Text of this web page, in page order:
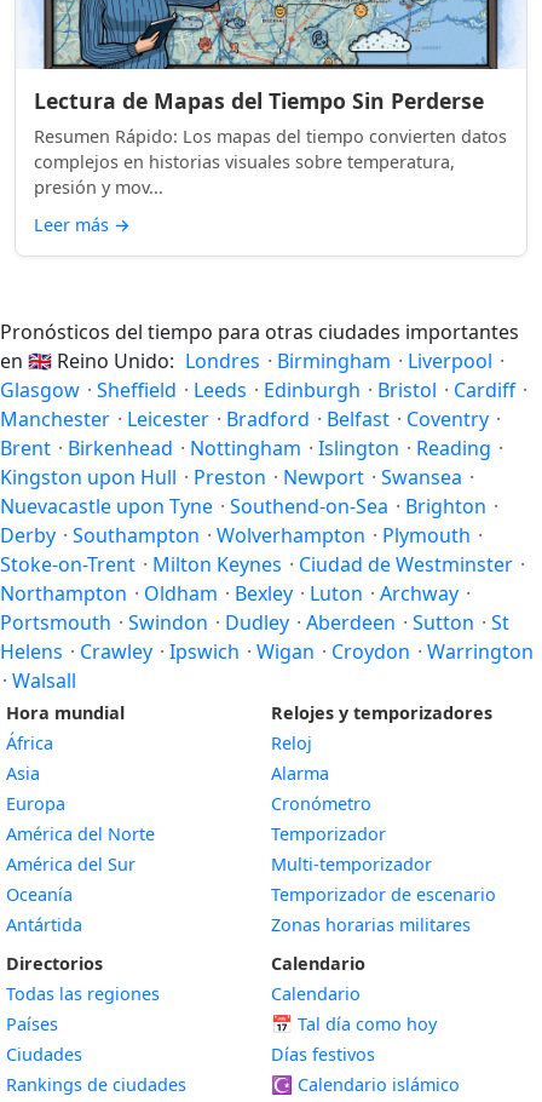
Lectura de Mapas del Tiempo Sin Perderse
Resumen Rápido: Los mapas del tiempo convierten datos
complejos en historias visuales sobre temperatura,
presión y mov...
Leer más →
Pronósticos del tiempo para otras ciudades importantes
en 🇬🇧 Reino Unido: Londres · Birmingham · Liverpool ·
Glasgow · Sheffield · Leeds · Edinburgh · Bristol · Cardiff ·
Manchester · Leicester · Bradford · Belfast · Coventry ·
Brent · Birkenhead · Nottingham · Islington · Reading ·
Kingston upon Hull · Preston · Newport · Swansea ·
Nuevacastle upon Tyne · Southend-on-Sea · Brighton ·
Derby · Southampton · Wolverhampton · Plymouth ·
Stoke-on-Trent · Milton Keynes · Ciudad de Westminster ·
Northampton · Oldham · Bexley · Luton · Archway ·
Portsmouth · Swindon · Dudley · Aberdeen · Sutton · St
Helens · Crawley · Ipswich · Wigan · Croydon · Warrington
· Walsall
Hora mundial
África
Asia
Europa
América del Norte
América del Sur
Oceanía
Antártida
Directorios
Todas las regiones
Países
Ciudades
Rankings de ciudades
Relojes y temporizadores
Reloj
Alarma
Cronómetro
Temporizador
Multi-temporizador
Temporizador de escenario
Zonas horarias militares
Calendario
Calendario
📅 Tal día como hoy
Días festivos
☪️ Calendario islámico